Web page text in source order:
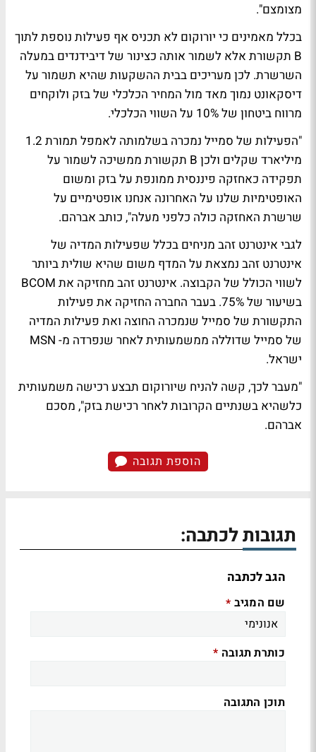
מצומצם".
בכלל מאמינים כי יורוקום לא תכניס אף פעילות נוספת לתוך
B תקשורת אלא לשמור אותה כצינור של דיבידנדים במעלה
השרשרת. לכן מעריכים בבית ההשקעות שהיא תשמור על
דיסקאונט נמוך מאד מול המחיר הכלכלי של בזק ולוקחים
מרווח ביטחון של 10% על השווי הכלכלי.
"הפעילות של סמייל נמכרה בשלמותה לאמפל תמורת 1.2
מיליארד שקלים ולכן B תקשורת ממשיכה לשמור על
תפקידה כאחזקה פיננסית ממונפת על בזק ומשום
האופטימיות שלנו על האחרונה אנחנו אופטימיים על
שרשרת האחזקה כולה כלפני מעלה", כותב אברהם.
לגבי אינטרנט זהב מניחים בכלל שפעילות המדיה של
אינטרנט זהב נמצאת על המדף משום שהיא שולית ביותר
לשווי הכולל של הקבוצה. אינטרנט זהב מחזיקה את BCOM
בשיעור של 75%. בעבר החברה החזיקה את פעילות
התקשורת של סמייל שנמכרה החוצה ואת פעילות המדיה
של סמייל שדוללה ממשמעותית לאחר שנפרדה מ- MSN
ישראל.
"מעבר לכך, קשה להניח שיורוקום תבצע רכישה משמעותית
כלשהיא בשנתיים הקרובות לאחר רכישת בזק", מסכם
אברהם.
הוספת תגובה
תגובות לכתבה:
הגב לכתבה
שם המגיב *
כותרת תגובה *
תוכן התגובה